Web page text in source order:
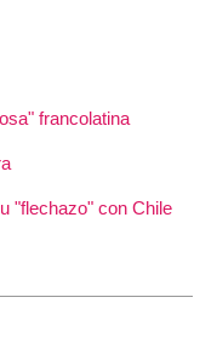
francolatina
"flechazo" con Chile